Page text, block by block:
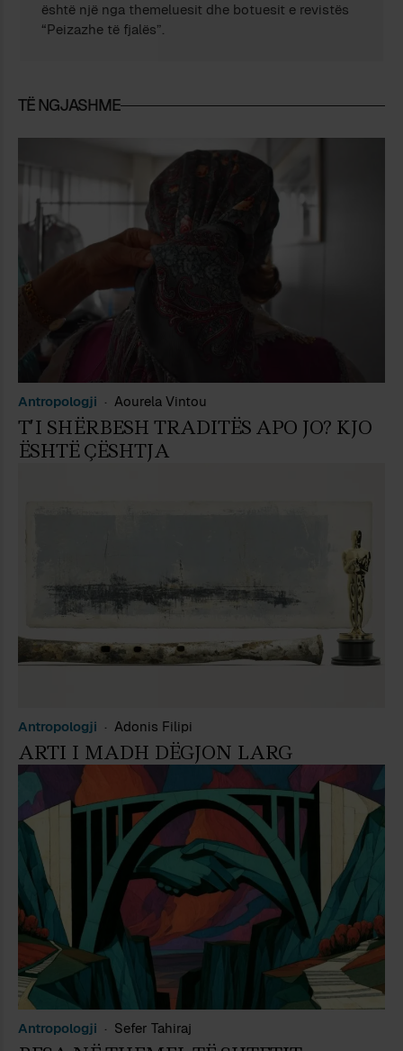
është një nga themeluesit dhe botuesit e revistës
“Peizazhe të fjalës”.
TË NGJASHME
Antropologji Aourela Vintou
T’I SHËRBESH TRADITËS APO JO? KJO
ËSHTË ÇËSHTJA
Antropologji Adonis Filipi
ARTI I MADH DËGJON LARG
Antropologji Sefer Tahiraj